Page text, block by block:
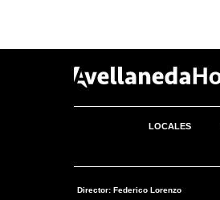
LOCALES
Director: Federico Lorenzo